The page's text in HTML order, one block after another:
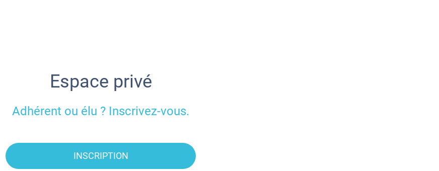
Espace privé
Adhérent ou élu ? Inscrivez-vous.
INSCRIPTION